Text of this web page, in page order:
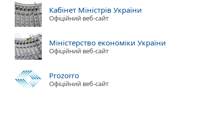
Кабінет Міністрів України
Офіційний веб-сайт
Міністерство економіки України
Офіційний веб-сайт
Prozorro
Офіційний веб-сайт